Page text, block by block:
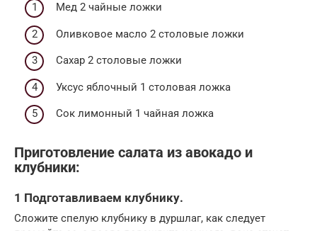
Мед 2 чайные ложки
Оливковое масло 2 столовые ложки
Сахар 2 столовые ложки
Уксус яблочный 1 столовая ложка
Сок лимонный 1 чайная ложка
Приготовление салата из авокадо и
клубники:
1 Подготавливаем клубнику.
Сложите спелую клубнику в дуршлаг, как следует